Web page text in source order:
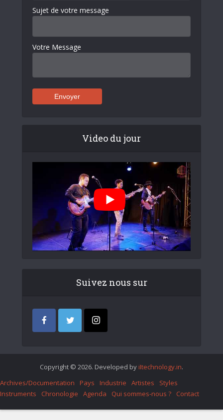
Sujet de votre message
Votre Message
Video du jour
Suivez nous sur
Copyright © 2026. Developed by iItechnology.in.
Archives/Documentation
Pays Industrie Artistes
Styles
Instruments
Chronologie Agenda Qui sommes-nous ? Contact